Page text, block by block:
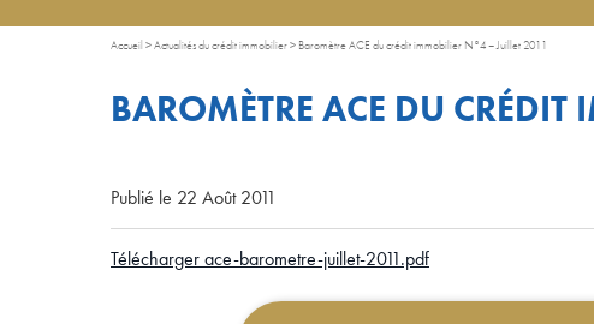
Accueil >Actualités du crédit immobilier> Baromètre ACE du crédit immobilier N°4 – Juillet 2011
BAROMÈTRE ACE DU
Publié le 22 Août 2011
Télécharger ace-barometre-juillet-2011.pdf